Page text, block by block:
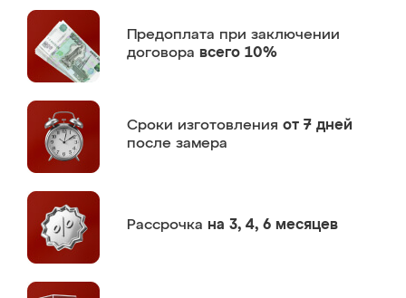
Предоплата при заключении
договора всего 10%
Сроки изготовления от 7 дней
после замера
Рассрочка на 3, 4, 6 месяцев